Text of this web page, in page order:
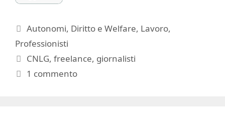
Categorie
Autonomi, Diritto e Welfare, Lavoro,
Professionisti
Tag
CNLG,freelance, giornalisti
1 commento